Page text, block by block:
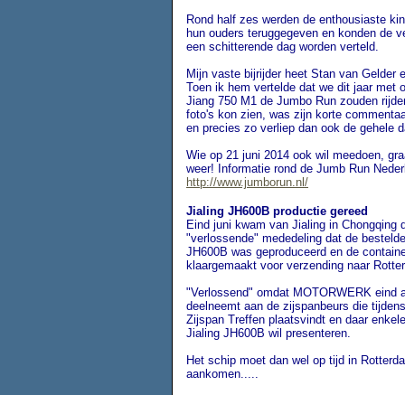
Rond half zes werden de enthousiaste
hun ouders teruggegeven en konden de
een schitterende dag worden verteld.
Mijn vaste bijrijder heet Stan van Gelder
Toen ik hem vertelde dat we dit jaar met
Jiang 750 M1 de Jumbo Run zouden
foto's kon zien, was zijn korte
en precies zo verliep dan ook de gehele
Wie op 21 juni 2014 ook wil meedoen,
weer! Informatie rond de Jumb Run
http://www.jumborun.nl/
Jialing JH600B productie gereed
Eind juni kwam van Jialing in Chongqing
"verlossende" mededeling dat de
JH600B was geproduceerd en de
klaargemaakt voor verzending naar
"Verlossend" omdat MOTORWERK eind
deelneemt aan de zijspanbeurs die
Zijspan Treffen plaatsvindt en daar
Jialing JH600B wil presenteren.
Het schip moet dan wel op tijd in
aankomen.....